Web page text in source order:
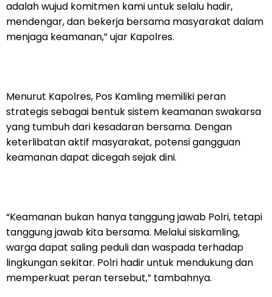
adalah wujud komitmen kami untuk selalu hadir,
mendengar, dan bekerja bersama masyarakat dalam
menjaga keamanan,” ujar Kapolres.
Menurut Kapolres, Pos Kamling memiliki peran
strategis sebagai bentuk sistem keamanan swakarsa
yang tumbuh dari kesadaran bersama. Dengan
keterlibatan aktif masyarakat, potensi gangguan
keamanan dapat dicegah sejak dini.
“Keamanan bukan hanya tanggung jawab Polri, tetapi
tanggung jawab kita bersama. Melalui siskamling,
warga dapat saling peduli dan waspada terhadap
lingkungan sekitar. Polri hadir untuk mendukung dan
memperkuat peran tersebut,” tambahnya.